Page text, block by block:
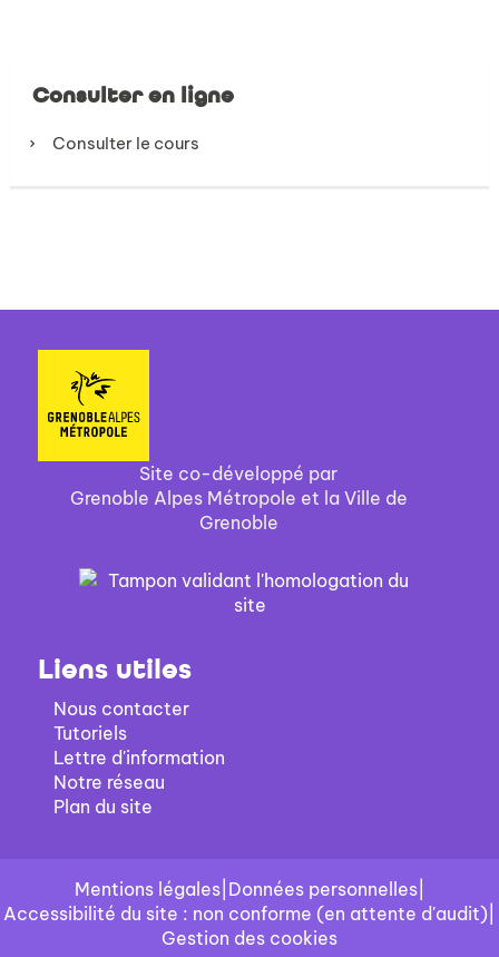
Consulter en ligne
Consulter le cours
Site co-développé par
Grenoble Alpes Métropole et la Ville de
Grenoble
Liens utiles
Nous contacter
Tutoriels
Lettre d'information
Notre réseau
Plan du site
Mentions légales| Données personnelles|
Accessibilité du site : non conforme (en attente d'audit)
Gestion des cookies